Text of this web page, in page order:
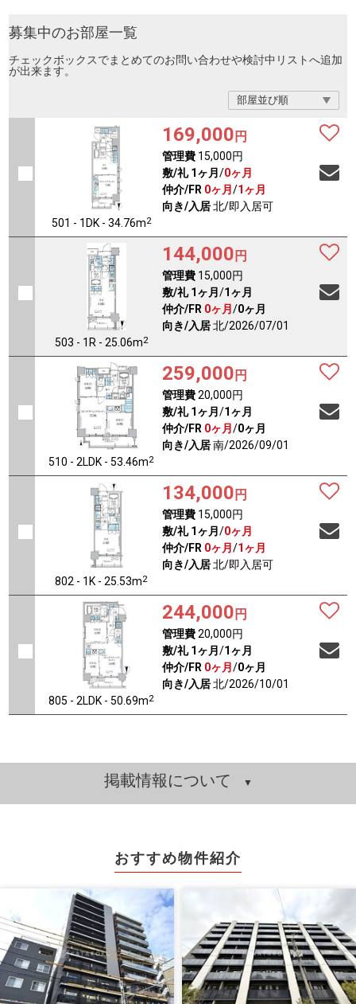
募集中のお部屋一覧
チェックボックスでまとめてのお問い合わせや検討中リストへ追加
が出来ます。
501 - 1DK - 34.76m2
169,000 円
管理費15,000円
敷/礼 1ヶ月 /0ヶ月
仲介/FR 0ヶ月 /1ヶ月
向き/入居北/即入居可
503 - 1R - 25.06m2
144,000 円
管理費15,000円
敷/礼 1ヶ月 /1ヶ月
仲介/FR 0ヶ月 /0ヶ月
向き/入居北/2026/07/01
510 - 2LDK - 53.46m2
259,000 円
管理費20,000円
敷/礼 1ヶ月 /1ヶ月
仲介/FR 0ヶ月 /0ヶ月
向き/入居南/2026/09/01
802 - 1K - 25.53m2
134,000 円
管理費15,000円
敷/礼 1ヶ月 /0ヶ月
仲介/FR 0ヶ月 /1ヶ月
向き/入居北/即入居可
805 - 2LDK - 50.69m2
244,000 円
管理費20,000円
敷/礼 1ヶ月 /1ヶ月
仲介/FR 0ヶ月 /0ヶ月
向き/入居北/2026/10/01
掲載情報について
おすすめ物件紹介